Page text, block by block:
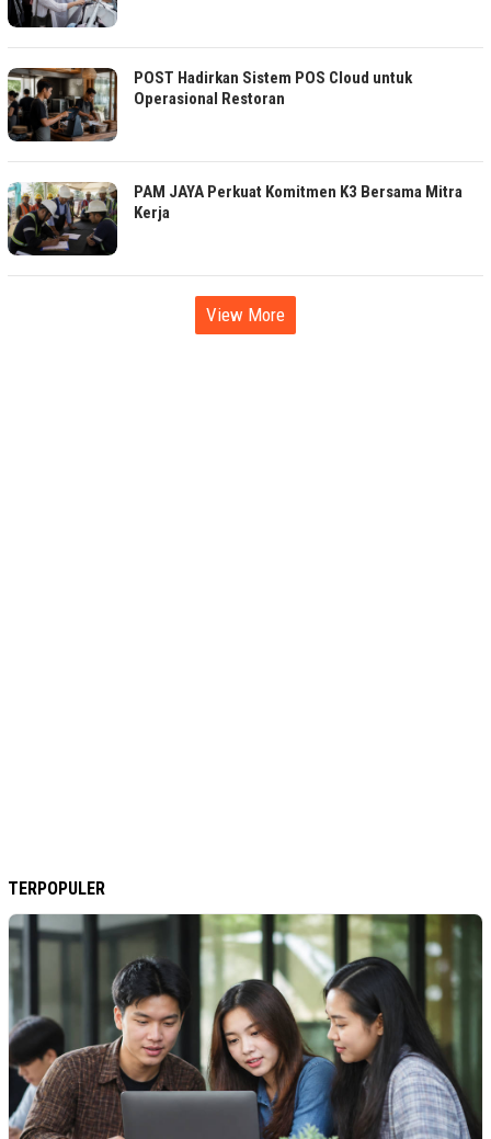
POST Hadirkan Sistem POS Cloud untuk
Operasional Restoran
PAM JAYA Perkuat Komitmen K3 Bersama Mitra
Kerja
View More
TERPOPULER